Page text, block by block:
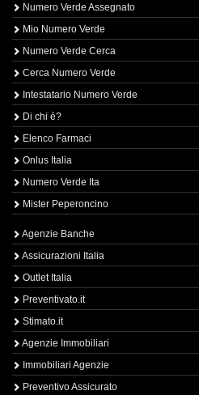
Numero Verde Assegnato
Mio Numero Verde
Numero Verde Cerca
Cerca Numero Verde
Intestatario Numero Verde
Di chi è?
Elenco Farmaci
Onlus Italia
Numero Verde Ita
Mister Peperoncino
Agenzie Banche
Assicurazioni Italia
Outlet Italia
Preventivato.it
Stimato.it
Agenzie Immobiliari
Immobiliari Agenzie
Preventivo Assicurato